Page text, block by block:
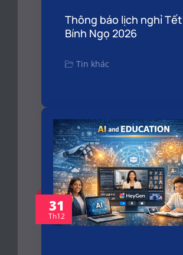
Thông báo lịch nghỉ Tết
Bính Ngọ 2026
Tin khác
31
Th12